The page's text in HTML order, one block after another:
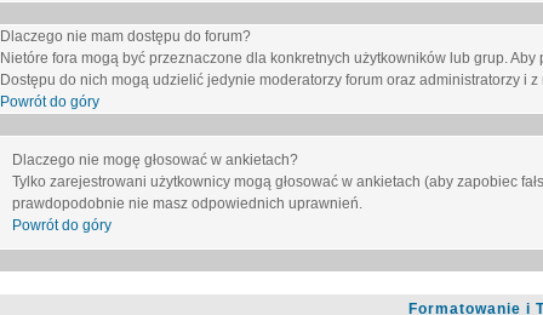
Dlaczego nie mam dostępu do forum?
Nietóre fora mogą być przeznaczone dla konkretnych użytkowników lub grup.
Dostępu do nich mogą udzielić jedynie moderatorzy forum oraz administratorzy i
Powrót do góry
Dlaczego nie mogę głosować w ankietach?
Tylko zarejestrowani użytkownicy mogą głosować w ankietach (aby zapobiec
prawdopodobnie nie masz odpowiednich uprawnień.
Powrót do góry
Formatowanie i